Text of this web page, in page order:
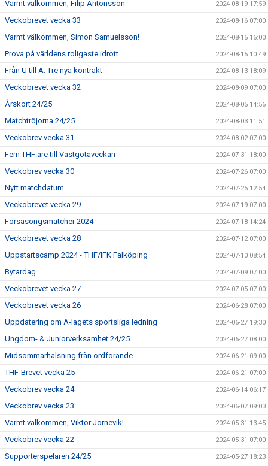
Varmt välkommen, Filip Antonsson 2024-08-19 17:59
Veckobrevet vecka 33 2024-08-16 07:00
Varmt välkommen, Simon Samuelsson! 2024-08-15 16:00
Prova på världens roligaste idrott 2024-08-15 10:49
Från U till A: Tre nya kontrakt 2024-08-13 18:09
Veckobrevet vecka 32 2024-08-09 07:00
Årskort 24/25 2024-08-05 14:56
Matchtröjorna 24/25 2024-08-03 11:51
Veckobrev vecka 31 2024-08-02 07:00
Fem THF:are till Västgötaveckan 2024-07-31 18:00
Veckobrev vecka 30 2024-07-26 07:00
Nytt matchdatum 2024-07-25 12:54
Veckobrevet vecka 29 2024-07-19 07:00
Försäsongsmatcher 2024 2024-07-18 14:24
Veckobrevet vecka 28 2024-07-12 07:00
Uppstartscamp 2024 - THF/IFK Falköping 2024-07-10 08:54
Bytardag 2024-07-09 07:00
Veckobrevet vecka 27 2024-07-05 07:00
Veckobrevet vecka 26 2024-06-28 07:00
Uppdatering om A-lagets sportsliga ledning 2024-06-27 19:30
Ungdom- & Juniorverksamhet 24/25 2024-06-27 08:00
Midsommarhälsning från ordförande 2024-06-21 09:00
THF-Brevet vecka 25 2024-06-21 07:00
Veckobrev vecka 24 2024-06-14 06:17
Veckobrev vecka 23 2024-06-07 09:03
Varmt välkommen, Viktor Jörnevik! 2024-05-31 13:45
Veckobrev vecka 22 2024-05-31 07:00
Supporterspelaren 24/25 2024-05-27 18:23